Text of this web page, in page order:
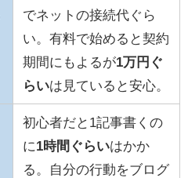
でネットの接続代ぐら
い。有料で始めると契約
期間にもよるが1万円ぐ
らいは見ていると安心。
初心者だと1記事書くの
に1時間ぐらいはかか
る。自分の行動をブログ